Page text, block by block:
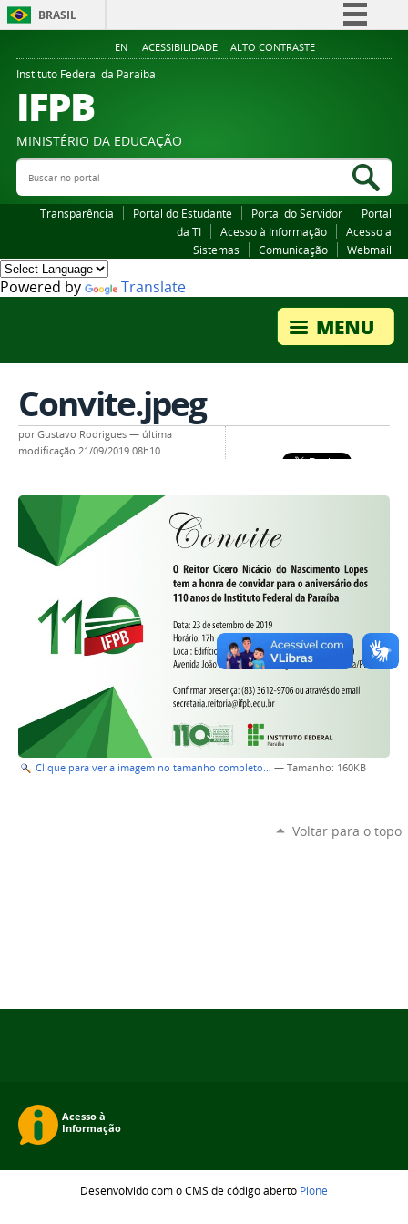
BRASIL
Simplifique!
Legislação
EN ACESSIBILIDADE ALTO CONTRASTE
Instituto Federal da Paraiba
IFPB
MINISTÉRIO DA EDUCAÇÃO
Buscar no portal
Transparência Portal do Estudante Portal do Servidor
Portal
da TI
Acesso à Informação
Acesso a
Sistemas
Comunicação Webmail
Powered by Translate
Convite.jpeg
porGustavo Rodrigues — última
modificação 21/09/2019 08h10
Clique para ver a imagem no tamanho completo… — Tamanho: 160KB
Voltar para o topo
Desenvolvido com o CMS de código aberto Plone